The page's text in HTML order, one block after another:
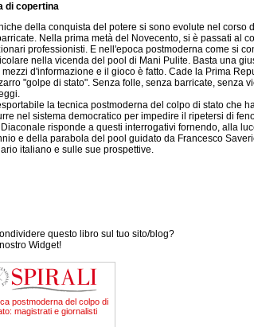
di copertina
della conquista del potere si sono evolute nel
Nella prima metà del Novecento, si è passati al
professionisti. E nell'epoca postmoderna come si
nella vicenda del pool di Mani Pulite. Basta una
d'informazione e il gioco è fatto. Cade la Prima
"golpe di stato". Senza folle, senza barricate, senza
la tecnica postmoderna del colpo di stato che
nel sistema democratico per impedire il ripetersi di
risponde a questi interrogativi fornendo, alla
e della parabola del pool guidato da Francesco
italiano e sulle sue prospettive.
questo libro sul tuo sito/blog?
Widget!
postmoderna del colpo di
magistrati e giornalisti